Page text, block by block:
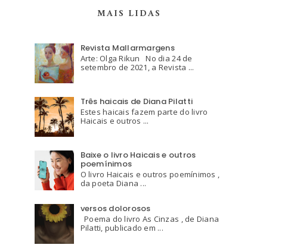
MAIS LIDAS
Revista Mallarmargens
Arte: Olga Rikun No dia 24 de
setembro de 2021, a Revista ...
Três haicais de Diana Pilatti
Estes haicais fazem parte do livro
Haicais e outros ...
Baixe o livro Haicais e outros
poemínimos
O livro Haicais e outros poemínimos ,
da poeta Diana ...
versos dolorosos
Poema do livro As Cinzas , de Diana
Pilatti, publicado em ...